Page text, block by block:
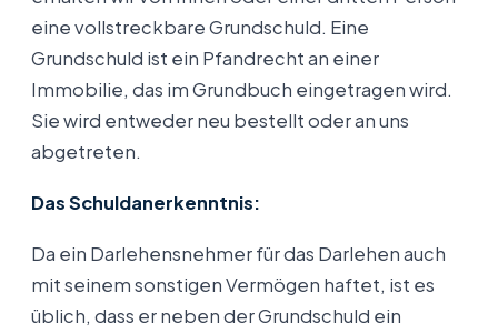
eine vollstreckbare Grundschuld. Eine
Grundschuld ist ein Pfandrecht an einer
Immobilie, das im Grundbuch eingetragen wird.
Sie wird entweder neu bestellt oder an uns
abgetreten.
Das Schuldanerkenntnis:
Da ein Darlehensnehmer für das Darlehen auch
mit seinem sonstigen Vermögen haftet, ist es
üblich, dass er neben der Grundschuld ein